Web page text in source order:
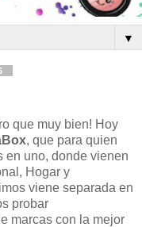
▼
que muy bien! Hoy
, que para quien
en uno, donde vienen
Hogar y
viene separada en
probar
marcas con la mejor